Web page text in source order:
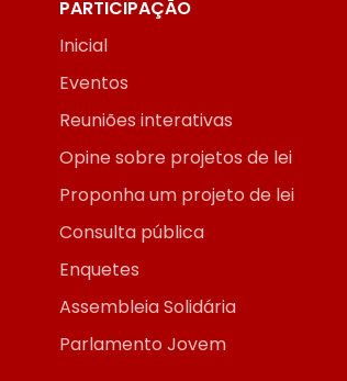
PARTICIPAÇÃO
Inicial
Eventos
Reuniões interativas
Opine sobre projetos de lei
Proponha um projeto de lei
Consulta pública
Enquetes
Assembleia Solidária
Parlamento Jovem